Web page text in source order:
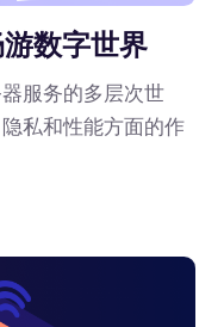
数字世界
服务的多层次世
私和性能方面的作